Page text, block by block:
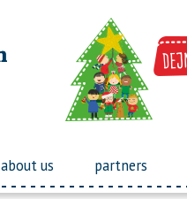
about us partners